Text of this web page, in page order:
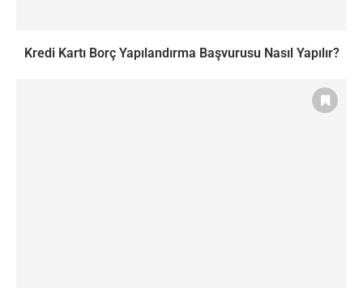
Kredi Kartı Borç Yapılandırma Başvurusu Nasıl Yapılır?